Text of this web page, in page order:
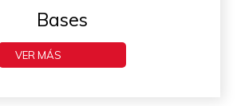
Bases
VER MÁS